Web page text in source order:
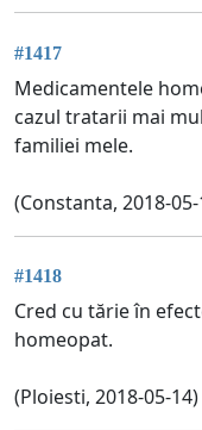
#1417
Medicamentele
cazul tratarii mai
familiei mele.
(Constanta, 2018-
#1418
Cred cu tărie în
homeopat.
(Ploiesti, 2018-05-14)